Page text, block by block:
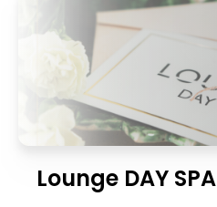
Lounge DAY SPA